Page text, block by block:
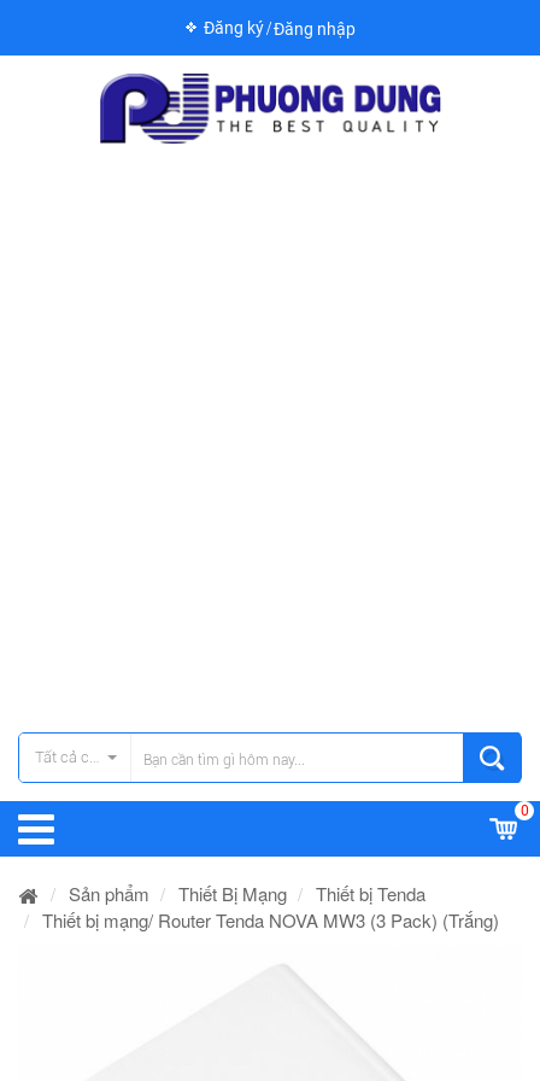
Đăng ký Đăng nhập
Tất cả các danh mục
0
Sản phẩm Thiết Bị Mạng
Thiết bị Tenda
Thiết bị mạng/ Router Tenda NOVA MW3 (3 Pack) (Trắng)